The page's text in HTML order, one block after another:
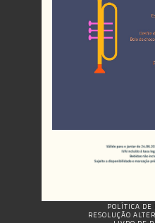
POLÍTICA DE
RESOLUÇÃO